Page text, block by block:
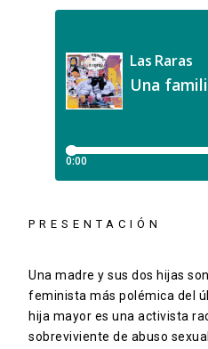
PRESENTACIÓN
Una madre y sus dos hijas
feminista más polémica del
hija mayor es una activista
sobreviviente de abuso